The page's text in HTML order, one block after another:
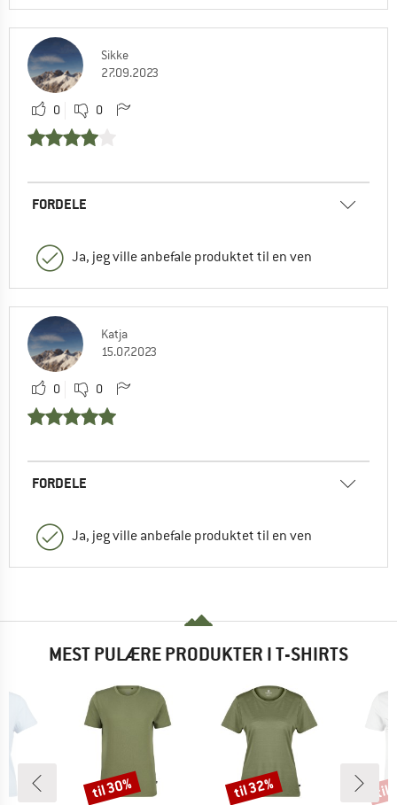
Sikke
27.09.2023
0 0
FORDELE
Ja, jeg ville anbefale produktet til en ven
Katja
15.07.2023
0 0
FORDELE
Ja, jeg ville anbefale produktet til en ven
MEST PULÆRE PRODUKTER I T-SHIRTS
Rabat
til 30% Rabat
til 32% til